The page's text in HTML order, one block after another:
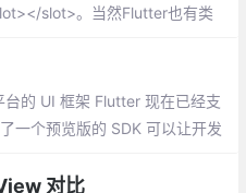
slot>。当然Flutter也有类
的 UI 框架 Flutter 现在已经支
一个预览版的 SDK 可以让开发
对比